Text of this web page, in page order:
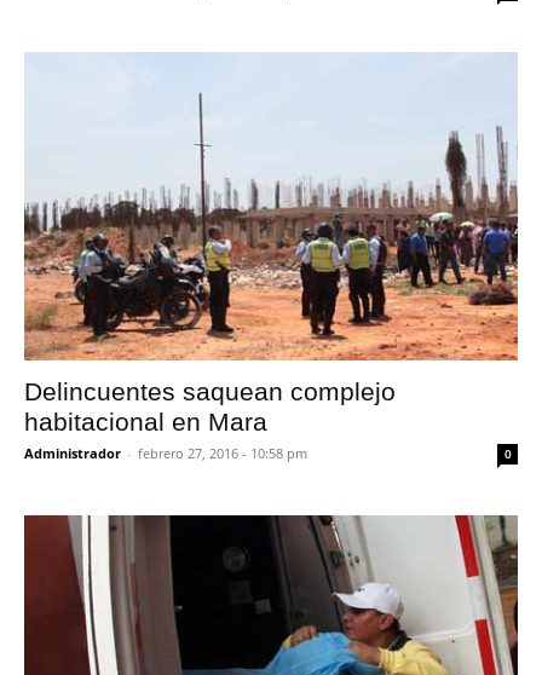
Delincuentes saquean complejo
habitacional en Mara
Administrador - febrero 27, 2016 - 10:58 pm 0